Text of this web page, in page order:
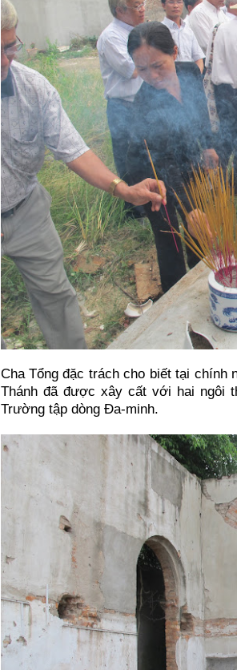
Cha Tổng đặc trách cho biết tại chính
Thánh đã được xây cất với hai ngôi
Trường tập dòng Đa-minh.